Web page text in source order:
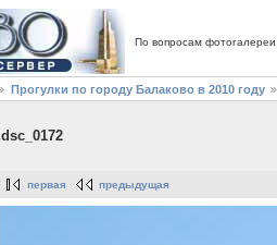
По вопросам
Прогулки по городу Балаково в 2010 году
dsc_0172
первая предыдущая